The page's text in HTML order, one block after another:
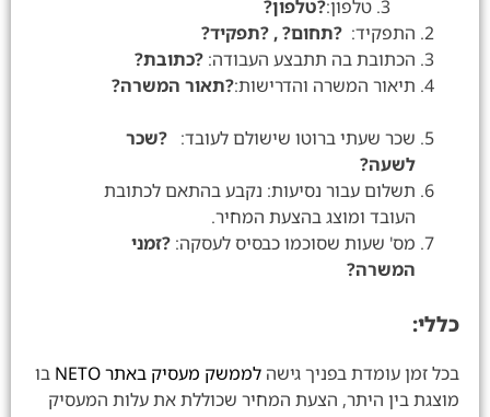
טלפון:?טלפון?
התפקיד: ?תחום? , ?תפקיד?
הכתובת בה תתבצע העבודה: ?כתובת?
תיאור המשרה והדרישות:?תאור המשרה?
שכר שעתי ברוטו שישולם לעובד: ?שכר
לשעה?
תשלום עבור נסיעות: נקבע בהתאם לכתובת
העובד ומוצג בהצעת המחיר.
מס' שעות שסוכמו כבסיס לעסקה: ?זמני
המשרה?
כללי:
בכל זמן עומדת בפניך גישה לממשק מעסיק באתר NETO
בו
מוצגת בין היתר, הצעת המחיר שכוללת את עלות המעסיק